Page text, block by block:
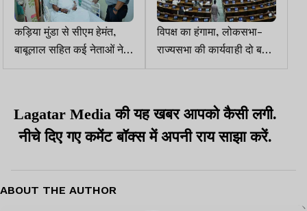
कड़िया मुंडा से सीएम हेमंत,
बाबूलाल सहित कई नेताओं ने
अस्पताल में की मुलाकात,
विपक्ष का हंगामा, लोकसभा-
राज्यसभा की कार्यवाही दो बजे
तक स्थगित, पीएम मोदी ट्रंप के
Lagatar Media की यह खबर आपको कैसी लगी.
नीचे दिए गए कमेंट बॉक्स में अपनी राय साझा करें.
ABOUT THE AUTHOR